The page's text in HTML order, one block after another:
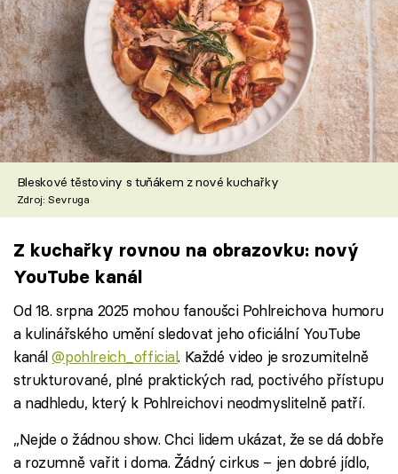
Bleskové těstoviny s tuňákem z nové kuchařky
Zdroj: Sevruga
Z kuchařky rovnou na obrazovku: nový
YouTube kanál
Od 18. srpna 2025 mohou fanoušci Pohlreichova humoru
a kulinářského umění sledovat jeho oficiální YouTube
kanál@pohlreich_official. Každé video je srozumitelně
strukturované, plné praktických rad, poctivého přístupu
a nadhledu, který k Pohlreichovi neodmyslitelně patří.
„Nejde o žádnou show. Chci lidem ukázat, že se dá dobře
a rozumně vařit i doma. Žádný cirkus – jen dobré jídlo,